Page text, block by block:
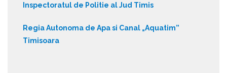
Inspectoratul de Politie al Jud Timis
Regia Autonoma de Apa si Canal „Aquatim”
Timisoara